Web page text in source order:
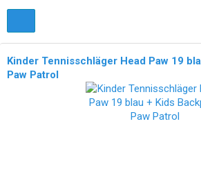
Kinder Tennisschläger Head Paw 19
Paw Patrol